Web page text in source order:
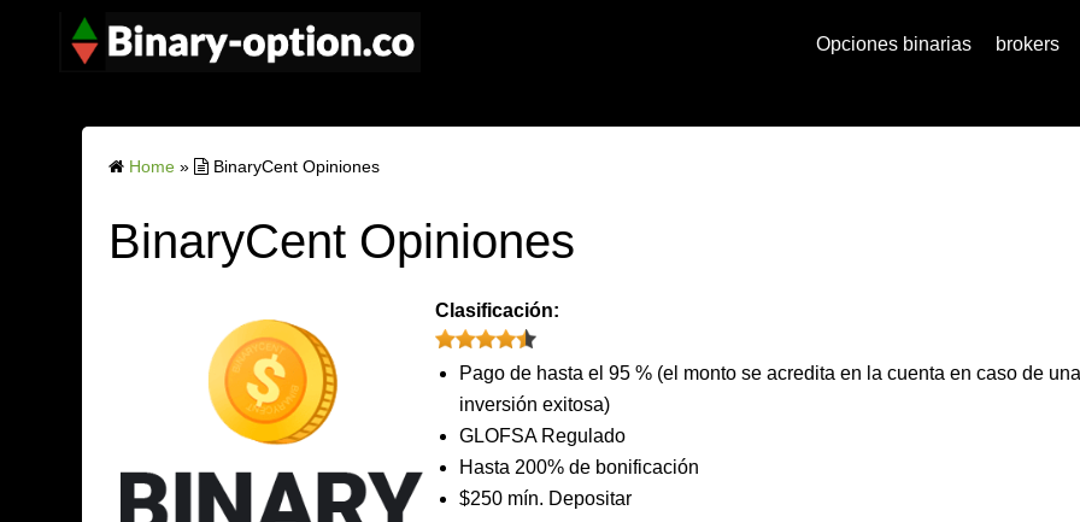
Opciones binarias brokers
Home » BinaryCent Opiniones
BinaryCent Opiniones
Clasificación:
Pago de hasta el 95 % (el monto se acredita en la cuenta en caso de
inversión exitosa)
GLOFSA Regulado
Hasta 200% de bonificación
$250 mín. Depositar